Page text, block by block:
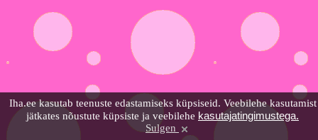
Iha.ee kasutab teenuste edastamiseks küpsiseid. Veebilehe kasutamist
jätkates nõustute küpsiste ja veebilehe kasutajatingimustega.
Sulgen